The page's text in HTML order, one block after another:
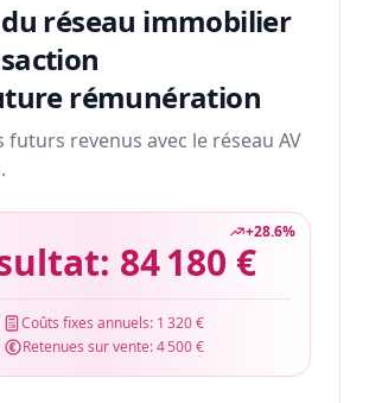
réseau immobilier
rémunération
futurs revenus avec le réseau AV
+28.6%
84 180 €
Coûts fixes annuels: 1 320 €
Retenues sur vente:4 500 €